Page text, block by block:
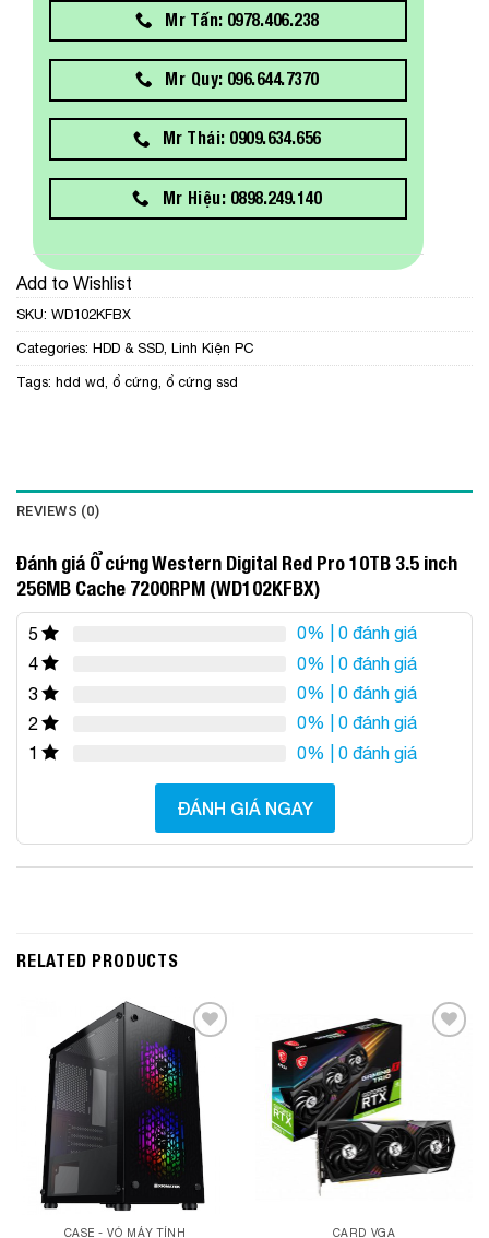
Mr Tấn: 0978.406.238
Mr Quy: 096.644.7370
Mr Thái: 0909.634.656
Mr Hiệu: 0898.249.140
Add to Wishlist
SKU: WD102KFBX
Categories: HDD & SSD Linh Kiện PC
Tags: hdd wd ổ cứng ổ cứng ssd
REVIEWS (0)
Đánh giá Ổ cứng Western Digital Red Pro 10TB 3.5 inch
256MB Cache 7200RPM (WD102KFBX)
5 0% | 0 đánh giá
4
0% | 0 đánh giá
3
0% | 0 đánh giá
2
0% | 0 đánh giá
1
0% | 0 đánh giá
ĐÁNH GIÁ NGAY
RELATED PRODUCTS
Add to
Wishlist
CASE - VỎ MÁY TÍNH CARD VGA